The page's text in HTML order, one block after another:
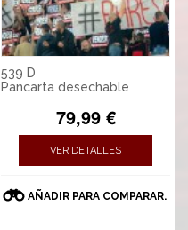
539 D
Pancarta desechable
79,99 €
VER DETALLES
AÑADIR PARA COMPARAR.